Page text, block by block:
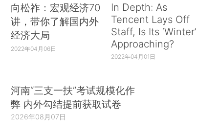
向松祚：宏观经济70
讲，带你了解国内外
经济大局
2022年04月06日
In Depth: As
Tencent Lays Off
Staff, Is Its ‘Winter’
Approaching?
2022年04月01日
河南“三支一扶”考试规模化作
弊 内外勾结提前获取试卷
2026年08月07日